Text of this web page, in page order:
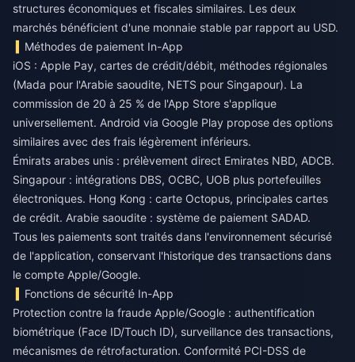
structures économiques et fiscales similaires. Les deux
marchés bénéficient d'une monnaie stable par rapport au USD.
Méthodes de paiement In-App
iOS : Apple Pay, cartes de crédit/débit, méthodes régionales
(Mada pour l'Arabie saoudite, NETS pour Singapour). La
commission de 20 à 25 % de l'App Store s'applique
universellement. Android via Google Play propose des options
similaires avec des frais légèrement inférieurs.
Émirats arabes unis : prélèvement direct Emirates NBD, ADCB.
Singapour : intégrations DBS, OCBC, UOB plus portefeuilles
électroniques. Hong Kong : carte Octopus, principales cartes
de crédit. Arabie saoudite : système de paiement SADAD.
Tous les paiements sont traités dans l'environnement sécurisé
de l'application, conservant l'historique des transactions dans
le compte Apple/Google.
Fonctions de sécurité In-App
Protection contre la fraude Apple/Google : authentification
biométrique (Face ID/Touch ID), surveillance des transactions,
mécanismes de rétrofacturation. Conformité PCI-DSS de